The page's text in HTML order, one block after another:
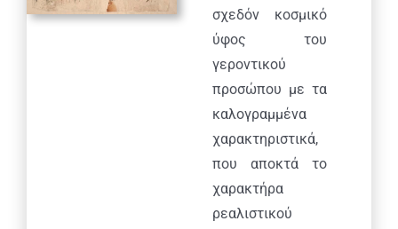
σχεδόν κοσμικό
ύφος του
γεροντικού
προσώπου με τα
καλογραμμένα
χαρακτηριστικά,
που αποκτά το
χαρακτήρα
ρεαλιστικού